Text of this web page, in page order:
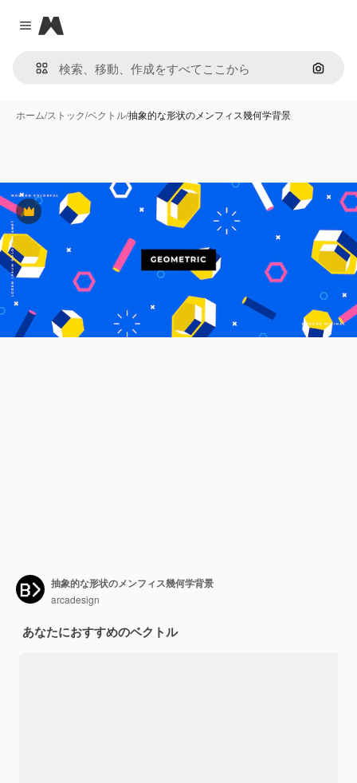
Close menu
Magnific
画像で
ホーム/ストック/ベクトル/抽象的な形状のメンフィス幾何学背景
Premium
抽象的な形状のメンフィス幾何学背景
arcadesign
あなたにおすすめのベクトル